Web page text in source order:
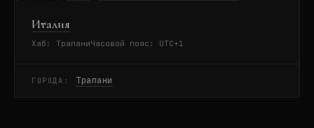
Италия
Хаб: ТрапаниЧасовой пояс: UTC+1
ГОРОДА: Трапани